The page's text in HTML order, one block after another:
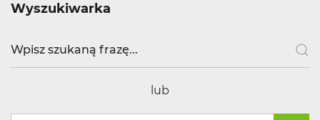
Wyszukiwarka
lub